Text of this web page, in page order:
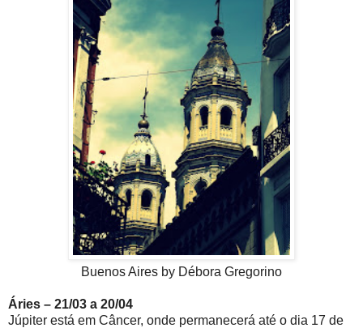
Buenos Aires by Débora Gregorino
Áries – 21/03 a 20/04
Júpiter está em Câncer, onde permanecerá até o dia 17 de